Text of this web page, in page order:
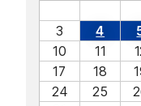
3
4
10
11
17
18
24
25